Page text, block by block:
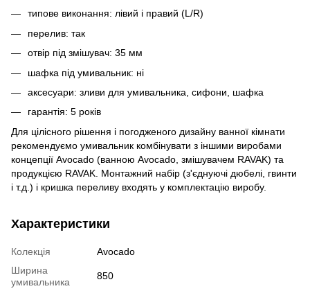
типове виконання: лівий і правий (L/R)
перелив: так
отвір під змішувач: 35 мм
шафка під умивальник: ні
аксесуари: зливи для умивальника, сифони, шафка
гарантія: 5 років
Для цілісного рішення і погодженого дизайну ванної кімнати
рекомендуємо умивальник комбінувати з іншими виробами
концепції Avocado (ванною Avocado, змішувачем RAVAK) та
продукцією RAVAK. Монтажний набір (з'єднуючі дюбелі, гвинти
і т.д.) і кришка переливу входять у комплектацію виробу.
Характеристики
Колекція
Avocado
Ширина
умивальника
850